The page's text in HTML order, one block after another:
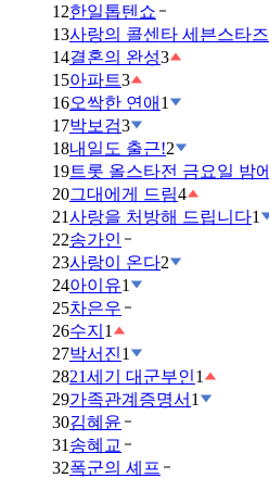
12한일톱텐쇼
13사랑의 콜센타 세븐스타즈
14결혼의 완성3
15아파트3
16오싹한 연애 1
17박보검3
18내일도 출근!2
19트롯 올스타전 금요일 밤에
20그대에게 드림4
21사랑을 처방해 드립니다1
22송가인
23사랑이 온다2
24아이유1
25차은우
26수지 1
27박서진1
2821세기 대군부인1
29가족관계증명서 1
30김혜윤
31 송혜교
32폭군의 셰프